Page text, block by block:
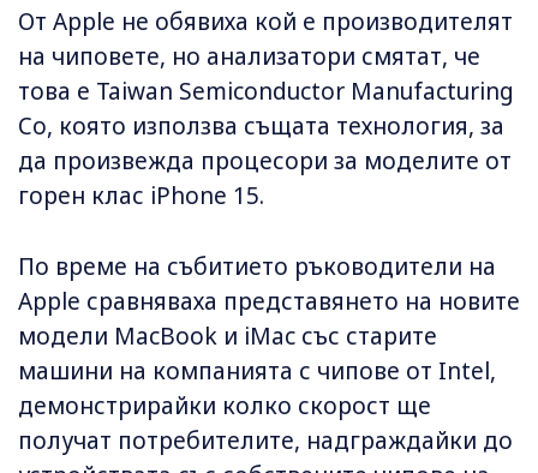
От Apple не обявиха кой е производителят
на чиповете, но анализатори смятат, че
това е Taiwan Semiconductor Manufacturing
Co, която използва същата технология, за
да произвежда процесори за моделите от
горен клас iPhone 15.
По време на събитието ръководители на
Apple сравняваха представянето на новите
модели MacBook и iMac със старите
машини на компанията с чипове от Intel,
демонстрирайки колко скорост ще
получат потребителите, надграждайки до